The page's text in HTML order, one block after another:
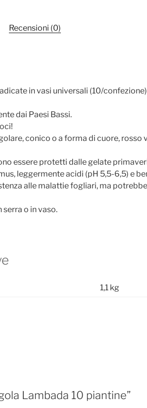
Recensioni (0)
in vasi universali (10/
dai Paesi Bassi.
conico o a forma di cuore,
essere protetti dalle gelate
leggermente acidi (pH 5,5-6,5) e
alle malattie fogliari, ma
o in vaso.
1,1 kg
Lambada 10 piantine”